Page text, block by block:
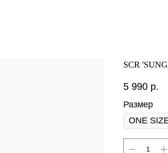
SCR
5 990 р.
Размер